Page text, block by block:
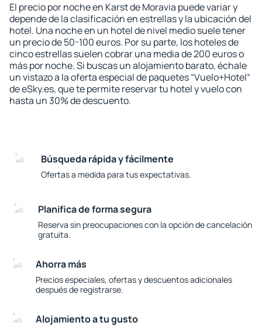
El precio por noche en Karst de Moravia puede variar y
depende de la clasificación en estrellas y la ubicación del
hotel. Una noche en un hotel de nivel medio suele tener
un precio de 50-100 euros. Por su parte, los hoteles de
cinco estrellas suelen cobrar una media de 200 euros o
más por noche. Si buscas un alojamiento barato, échale
un vistazo a la oferta especial de paquetes “Vuelo+Hotel“
de eSky.es, que te permite reservar tu hotel y vuelo con
hasta un 30% de descuento.
Búsqueda rápida y fácilmente
Ofertas a medida para tus expectativas.
Planifica de forma segura
Reserva sin preocupaciones con la opción de cancelación
gratuita.
Ahorra más
Precios especiales, ofertas y descuentos adicionales
después de registrarse.
Alojamiento a tu gusto